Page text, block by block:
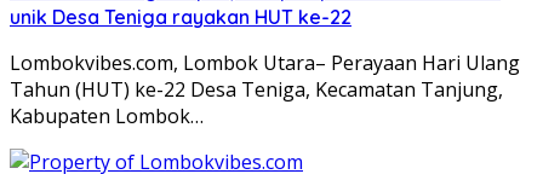
unik Desa Teniga rayakan HUT ke-22
Lombokvibes.com, Lombok Utara– Perayaan Hari Ulang
Tahun (HUT) ke-22 Desa Teniga, Kecamatan Tanjung,
Kabupaten Lombok…